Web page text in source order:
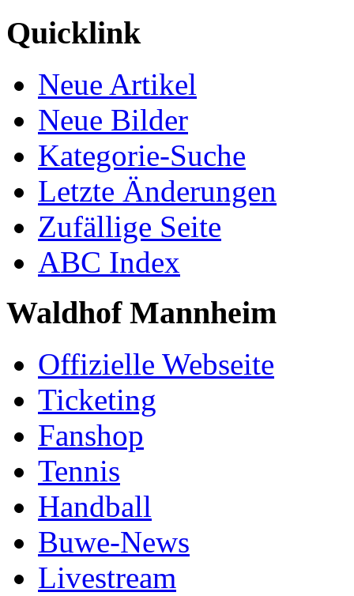
Quicklink
Neue Artikel
Neue Bilder
Kategorie-Suche
Letzte Änderungen
Zufällige Seite
ABC Index
Waldhof Mannheim
Offizielle Webseite
Ticketing
Fanshop
Tennis
Handball
Buwe-News
Livestream